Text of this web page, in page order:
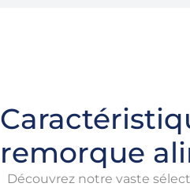
remorque
Découvrez notre vaste